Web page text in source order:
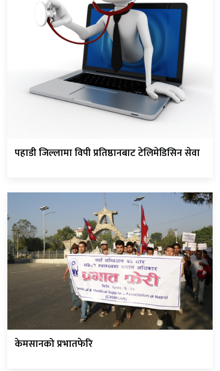
पहाडी जिल्लामा विपी प्रतिष्ठानबाट टेलिमेडिसिन सेवा
केमसानको प्रभातफेरि